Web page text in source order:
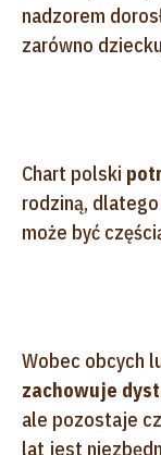
nadzorem
zarówno
Chart polski
rodziną,
może być
Wobec obcych
zachowuje
ale pozostaje
lat jest